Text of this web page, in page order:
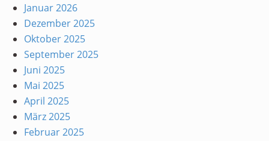
Januar 2026
Dezember 2025
Oktober 2025
September 2025
Juni 2025
Mai 2025
April 2025
März 2025
Februar 2025